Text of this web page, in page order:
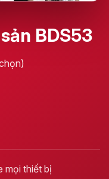
BDS53
mọi thiết bị